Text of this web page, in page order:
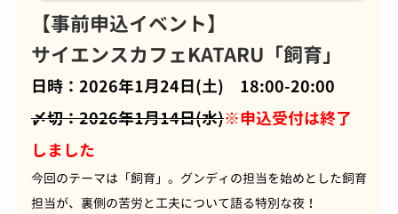
【事前申込イベント】
サイエンスカフェKATARU「飼育」
日時：2026年1月24日(土) 18:00-20:00
〆切：2026年1月14日(水)※申込受付は終了
しました
今回のテーマは「飼育」。グンディの担当を始めとした飼育
担当が、裏側の苦労と工夫について語る特別な夜！